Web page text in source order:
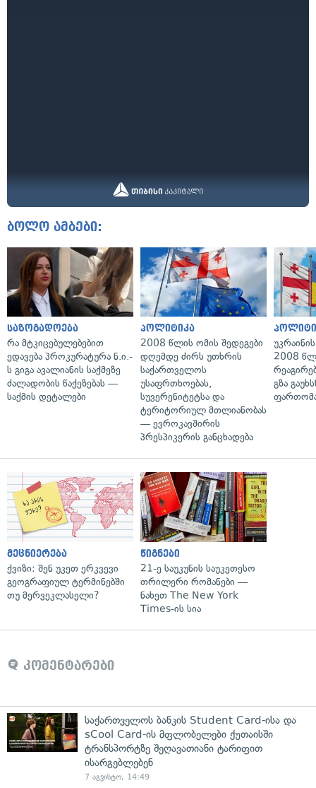
ბოლო ამბები:
საზოგადოება
რა მტკიცებულებებით
ედავება პროკურატურა ნ.ი.-
ს გიგა ავალიანის საქმეზე
ძალადობის წაქეზებას —
საქმის დეტალები
პოლიტიკა
2008 წლის ომის შედეგები
დღემდე ძირს უთხრის
საქართველოს
უსაფრთხოებას,
სუვერენიტეტსა და
ტერიტორიულ მთლიანობას
— ევროკავშირის
პრესპიკერის განცხადება
2008
გზა
მეცნიერება
ქვიზი: შენ უკეთ ერკვევი
გეოგრაფიულ ტერმინებში
თუ მერვეკლასელი?
წიგნები
21-ე საუკუნის საუკეთესო
თრილერი რომანები —
ნახეთ The New York
Times-ის სია
კომენტარები
საქართველოს ბანკის Student Card-ისა და
sCool Card-ის მფლობელები ქუთაისში
ტრანსპორტზე შეღავათიანი ტარიფით
ისარგებლებენ
7 აგვისტო, 14:49